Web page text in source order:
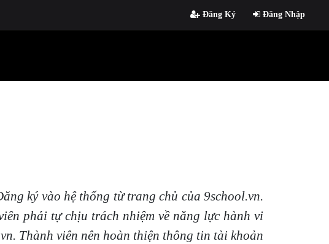
Đăng Ký Đăng Nhập
ký vào hệ thống từ trang chủ của 9school.vn.
phải tự chịu trách nhiệm về năng lực hành vi
Thành viên nên hoàn thiện thông tin tài khoản